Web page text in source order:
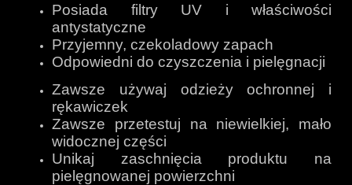
Posiada filtry UV i właściwości
antystatyczne
Przyjemny, czekoladowy zapach
Odpowiedni do czyszczenia i pielęgnacji
Zawsze używaj odzieży ochronnej i
rękawiczek
Zawsze przetestuj na niewielkiej, mało
widocznej części
Unikaj zaschnięcia produktu na
pielęgnowanej powierzchni